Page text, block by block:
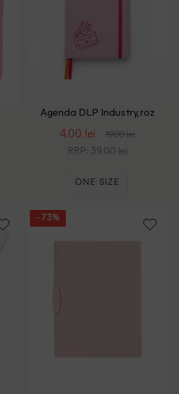
Agenda DLP Industry, roz
4.00 lei 19.00 lei
RRP: 39.00 lei
ONE SIZE
- 73%